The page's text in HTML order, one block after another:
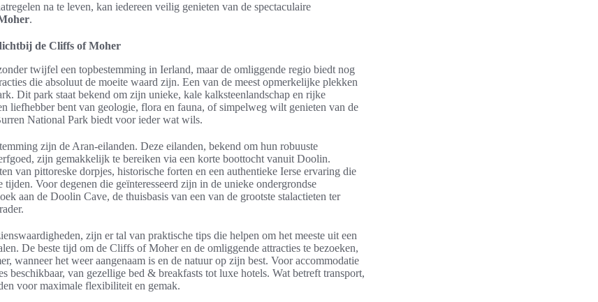
na te leven, kan iedereen veilig genieten van de spectaculaire
.
de Cliffs of Moher
twijfel een topbestemming in Ierland, maar de omliggende regio biedt nog
die absoluut de moeite waard zijn. Een van de meest opmerkelijke plekken
Dit park staat bekend om zijn unieke, kale kalksteenlandschap en rijke
liefhebber bent van geologie, flora en fauna, of simpelweg wilt genieten van de
National Park biedt voor ieder wat wils.
zijn de Aran-eilanden. Deze eilanden, bekend om hun robuuste
zijn gemakkelijk te bereiken via een korte boottocht vanuit Doolin.
van pittoreske dorpjes, historische forten en een authentieke Ierse ervaring die
tijden. Voor degenen die geïnteresseerd zijn in de unieke ondergrondse
aan de Doolin Cave, de thuisbasis van een van de grootste stalactieten ter
zijn er tal van praktische tips die helpen om het meeste uit een
De beste tijd om de Cliffs of Moher en de omliggende attracties te bezoeken,
wanneer het weer aangenaam is en de natuur op zijn best. Voor accommodatie
beschikbaar, van gezellige bed & breakfasts tot luxe hotels. Wat betreft transport,
voor maximale flexibiliteit en gemak.